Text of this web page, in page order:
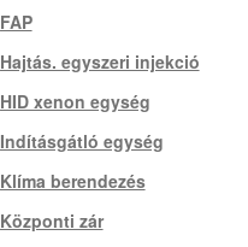
FAP
Hajtás. egyszeri injekció
HID xenon egység
Indításgátló egység
Klíma berendezés
Központi zár